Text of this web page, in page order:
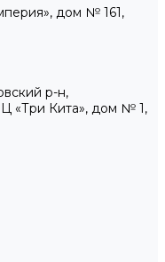
дом № 161,
р-н,
«Три Кита», дом № 1,